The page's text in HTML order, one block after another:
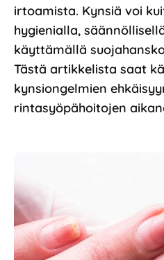
irtoamista. Kynsiä voi
hygienialla,
käyttämällä
Tästä artikkelista saat
kynsiongelmien
rintasyöpähoitojen